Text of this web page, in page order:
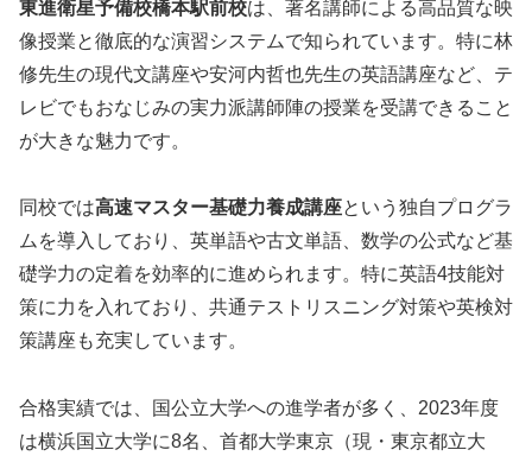
東進衛星予備校橋本駅前校は、著名講師による高品質な映
像授業と徹底的な演習システムで知られています。特に林
修先生の現代文講座や安河内哲也先生の英語講座など、テ
レビでもおなじみの実力派講師陣の授業を受講できること
が大きな魅力です。
同校では高速マスター基礎力養成講座という独自プログラ
ムを導入しており、英単語や古文単語、数学の公式など基
礎学力の定着を効率的に進められます。特に英語4技能対
策に力を入れており、共通テストリスニング対策や英検対
策講座も充実しています。
合格実績では、国公立大学への進学者が多く、2023年度
は横浜国立大学に8名、首都大学東京（現・東京都立大